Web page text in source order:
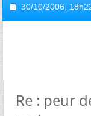
30/10/2006,
Re : peur